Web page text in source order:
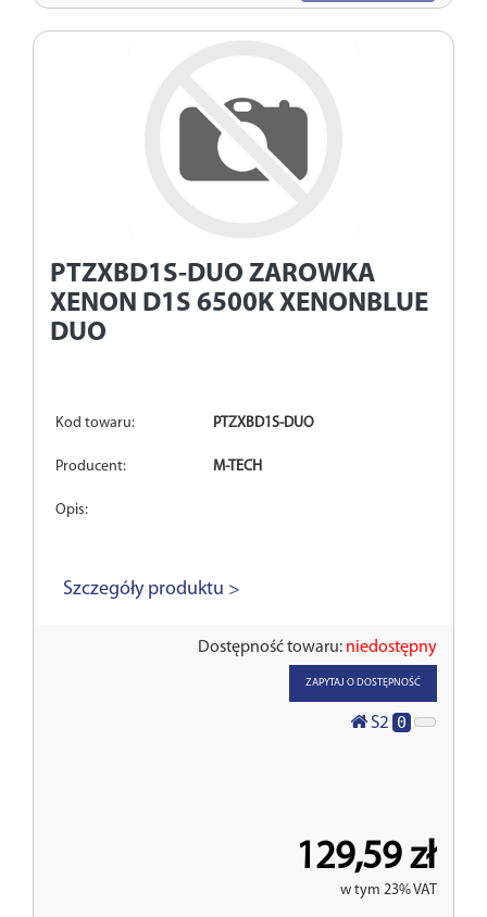
PTZXBD1S-DUO ZAROWKA
XENON D1S 6500K XENONBLUE
DUO
Kod towaru: PTZXBD1S-DUO
Producent: M-TECH
Opis:
Szczegóły produktu >
Dostępność towaru: niedostępny
ZAPYTAJ O DOSTĘPNOŚĆ
S2 0
129,59 zł
w tym 23% VAT